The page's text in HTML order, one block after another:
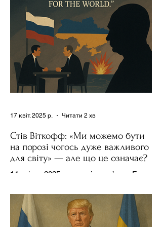
Стів Віткофф: «Ми можемо бути
на порозі чогось дуже важливого
для світу» — але що це означає?
14 квітня 2025 року , в інтерв’ю на Fox
Трампа та бізнесмен Стів Віткофф
поділився враженнями після...
17 квіт. 2025 р. Читати 2 хв